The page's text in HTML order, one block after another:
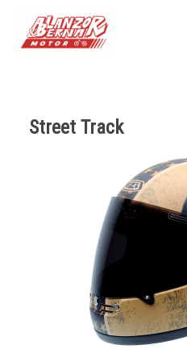
Street Track